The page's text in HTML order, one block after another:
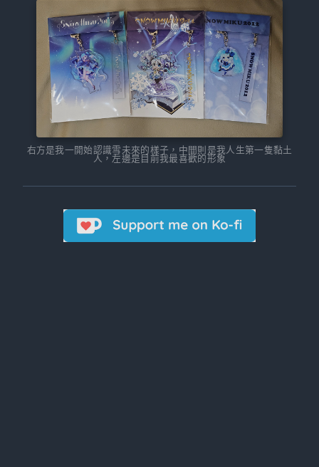
右方是我一開始認識雪未來的樣子，中間則是我人生第一隻黏土
人，左邊是目前我最喜歡的形象